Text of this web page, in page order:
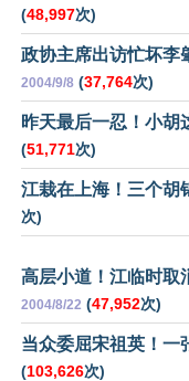
(48,997次)
政协主席出访忙坏李
2004/9/8 (37,764次)
昨天最后一忍！小胡
(51,771次)
江栽在上海！三个胡
次)
高层小道！江临时取
2004/8/22 (47,952次)
当众委屈宋祖英！一
(103,626次)